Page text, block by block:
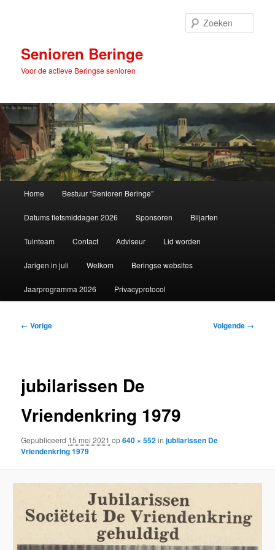
inhoudSenioren Beringe
Voor de actieve Beringse senioren
Home Bestuur “Senioren Beringe”
Datums fietsmiddagen 2026 Sponsoren Biljarten
Tuinteam Contact Adviseur Lid worden
Jarigen in juli Welkom Beringse websites
Jaarprogramma 2026 Privacyprotocol
Afbeeldingsnavigatie
← Vorige Volgende →
jubilarissen De
Vriendenkring 1979
Gepubliceerd 15 mei 2021 op640 × 552injubilarissen De
Vriendenkring 1979